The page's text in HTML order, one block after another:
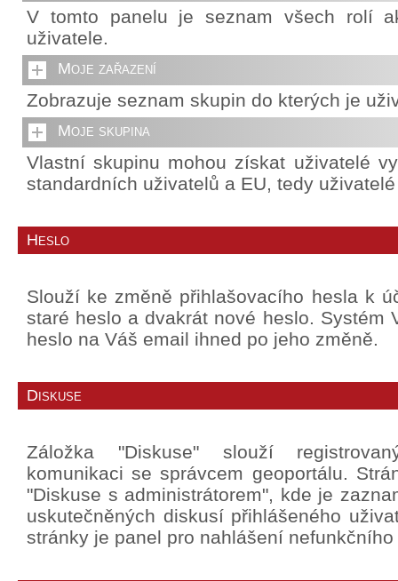
V tomto panelu je seznam všech rolí
uživatele.
Moje zařazení
Zobrazuje seznam skupin do kterých je
Moje skupina
Vlastní skupinu mohou získat uživatelé
standardních uživatelů a EU, tedy
Heslo
Slouží ke změně přihlašovacího hesla k
staré heslo a dvakrát nové heslo. Systém
heslo na Váš email ihned po jeho změně.
Diskuse
Záložka "Diskuse" slouží
komunikaci se správcem geoportálu.
"Diskuse s administrátorem", kde je
uskutečněných diskusí přihlášeného
stránky je panel pro nahlášení